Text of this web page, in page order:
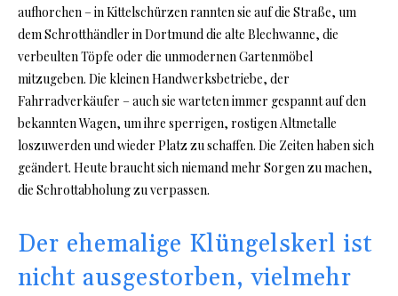
aufhorchen – in Kittelschürzen rannten sie auf die Straße, um
dem Schrotthändler in Dortmund die alte Blechwanne, die
verbeulten Töpfe oder die unmodernen Gartenmöbel
mitzugeben. Die kleinen Handwerksbetriebe, der
Fahrradverkäufer – auch sie warteten immer gespannt auf den
bekannten Wagen, um ihre sperrigen, rostigen Altmetalle
loszuwerden und wieder Platz zu schaffen. Die Zeiten haben sich
geändert. Heute braucht sich niemand mehr Sorgen zu machen,
die Schrottabholung zu verpassen.
Der ehemalige Klüngelskerl ist
nicht ausgestorben, vielmehr